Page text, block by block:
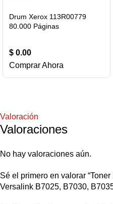
Drum Xerox 113R00779
80.000 Páginas
$ 0.00
Comprar Ahora
Valoración
Valoraciones
No hay valoraciones aún.
Sé el primero en valorar
Versalink B7025, B7030,